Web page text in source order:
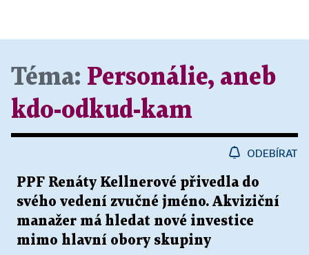
Téma: Personálie, aneb
kdo-odkud-kam
ODEBÍRAT
PPF Renáty Kellnerové přivedla do
svého vedení zvučné jméno. Akviziční
manažer má hledat nové investice
mimo hlavní obory skupiny